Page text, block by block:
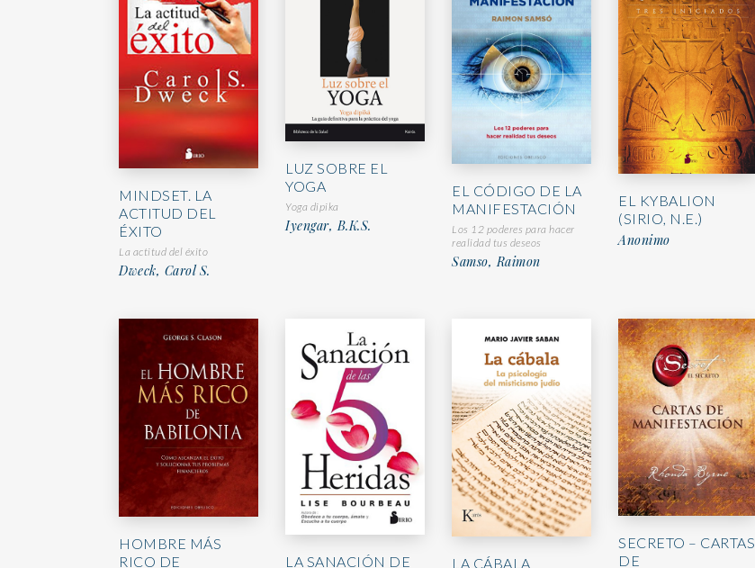
MINDSET. LA
ACTITUD DEL
ÉXITO
La actitud del éxito
Dweck, Carol S.
LUZ SOBRE EL
YOGA
Yoga dipika
Iyengar, B.K.S.
EL CÓDIGO DE LA
MANIFESTACIÓN
Los 12 poderes para hacer
realidad tus deseos
Samso, Raimon
EL KYBALION
(SIRIO, N.E.)
Anonimo
HOMBRE MÁS
RICO DE
LA SANACIÓN DE
LA CÁBALA
SECRETO – CARTAS
DE